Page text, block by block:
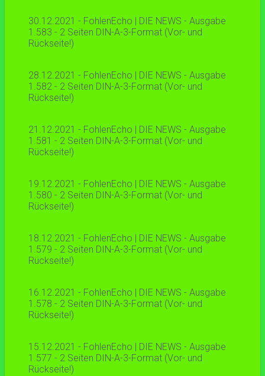
30.12.2021 - FohlenEcho | DIE NEWS - Ausgabe
1.583 - 2 Seiten DIN-A-3-Format (Vor- und
Rückseite!)
28.12.2021 - FohlenEcho | DIE NEWS - Ausgabe
1.582 - 2 Seiten DIN-A-3-Format (Vor- und
Rückseite!)
21.12.2021 - FohlenEcho | DIE NEWS - Ausgabe
1.581 - 2 Seiten DIN-A-3-Format (Vor- und
Rückseite!)
19.12.2021 - FohlenEcho | DIE NEWS - Ausgabe
1.580 - 2 Seiten DIN-A-3-Format (Vor- und
Rückseite!)
18.12.2021 - FohlenEcho | DIE NEWS - Ausgabe
1.579 - 2 Seiten DIN-A-3-Format (Vor- und
Rückseite!)
16.12.2021 - FohlenEcho | DIE NEWS - Ausgabe
1.578 - 2 Seiten DIN-A-3-Format (Vor- und
Rückseite!)
15.12.2021 - FohlenEcho | DIE NEWS - Ausgabe
1.577 - 2 Seiten DIN-A-3-Format (Vor- und
Rückseite!)